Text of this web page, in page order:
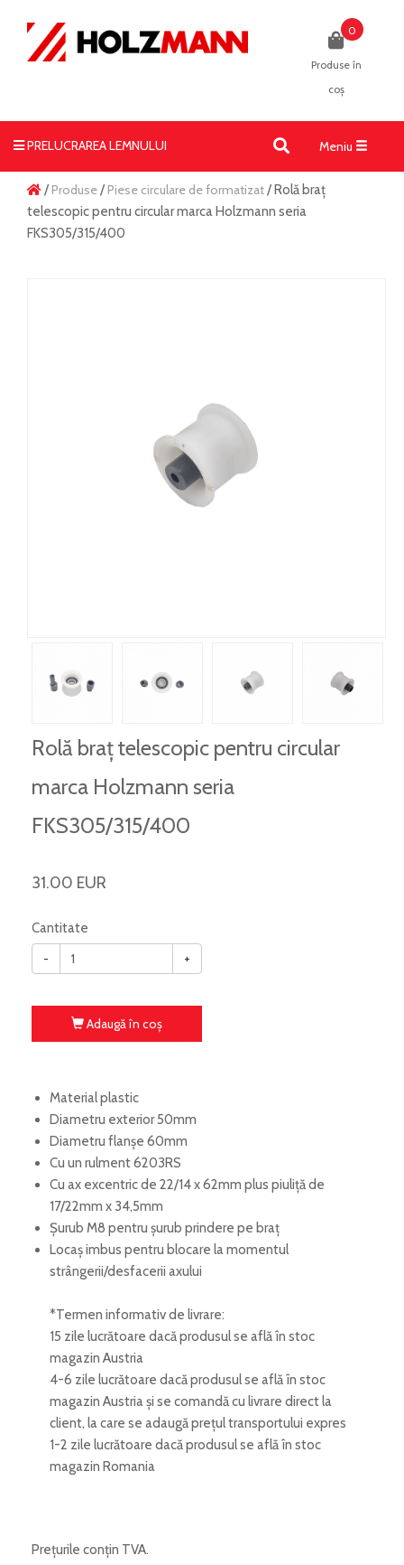
0
Produse în
coș
PRELUCRAREA LEMNULUI Meniu Toggle
/ Produse/ Piese circulare de formatizat/ Rolă braț
telescopic pentru circular marca Holzmann seria
FKS305/315/400
Rolă braț telescopic pentru circular
marca Holzmann seria
FKS305/315/400
31.00 EUR
Cantitate
-
+
Adaugă în coş
Material plastic
Diametru exterior 50mm
Diametru flanșe 60mm
Cu un rulment 6203RS
Cu ax excentric de 22/14 x 62mm plus piuliță de
17/22mm x 34,5mm
Șurub M8 pentru șurub prindere pe braț
Locaș imbus pentru blocare la momentul
strângerii/desfacerii axului
*Termen informativ de livrare:
15 zile lucrătoare dacă produsul se află în stoc
magazin Austria
4-6 zile lucrătoare dacă produsul se află în stoc
magazin Austria și se comandă cu livrare direct la
client, la care se adaugă prețul transportului expres
1-2 zile lucrătoare dacă produsul se află în stoc
magazin Romania
Prețurile conțin TVA.